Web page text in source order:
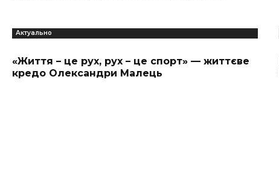
Актуально
«Життя – це рух, рух – це спорт» — життєве
кредо Олександри Малець